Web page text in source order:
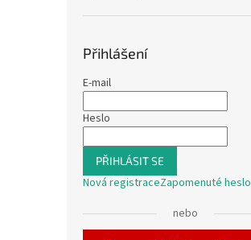
Přihlášení
E-mail
Heslo
PŘIHLÁSIT SE
Nová registraceZapomenuté heslo
nebo